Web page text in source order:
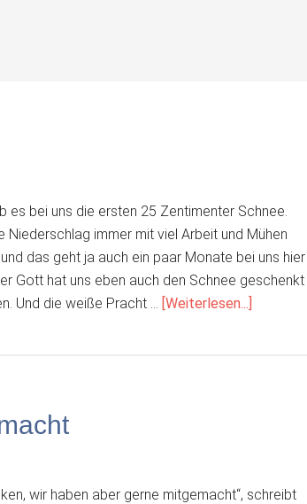
es bei uns die ersten 25 Zentimenter Schnee.
immer mit viel Arbeit und Mühen
das geht ja auch ein paar Monate bei uns hier
Gott hat uns eben auch den Schnee geschenkt
Und die weiße Pracht … [Weiterlesen...]
wir haben aber gerne mitgemacht“, schreibt